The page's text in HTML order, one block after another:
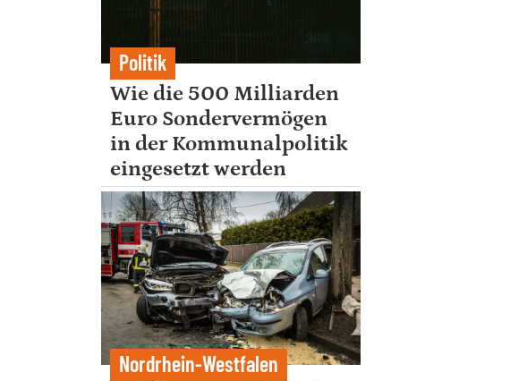
Politik
Wie die 500 Milliarden
Euro Sondervermögen
in der Kommunalpolitik
eingesetzt werden
Nordrhein-Westfalen